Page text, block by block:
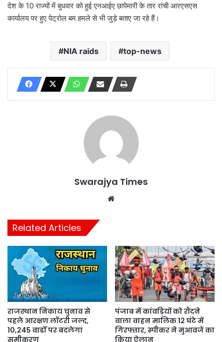
देश के 10 राज्यों में बुधवार को हुई एनआईए छापेमारी के तार रांची आरएसएस
कार्यालय पर हुए पेट्रोल बम हमले से भी जुड़े बताए जा रहे हैं।
NIA raids top-news
Swarajya Times
Related Articles
राजस्थान निकाय चुनाव से
पहले आरक्षण लॉटरी जल्द,
10,245 वार्डों पर बदलेगा
समीकरण
पंजाब में कांवड़ियों को रौंदने
वाला वाहन मालिक 12 घंटे में
गिरफ्तार, स्पीकर ने मुआवजे का
किया ऐलान